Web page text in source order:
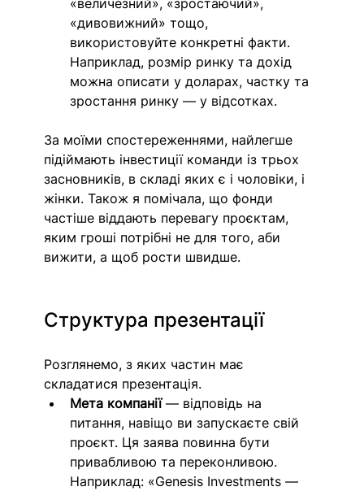
«величезний», «зростаючий»,
«дивовижний» тощо,
використовуйте конкретні факти.
Наприклад, розмір ринку та дохід
можна описати у доларах, частку та
зростання ринку — у відсотках.
За моїми спостереженнями, найлегше
підіймають інвестиції команди із трьох
засновників, в складі яких є і чоловіки, і
жінки. Також я помічала, що фонди
частіше віддають перевагу проєктам,
яким гроші потрібні не для того, аби
вижити, а щоб рости швидше.
Структура презентації
Розглянемо, з яких частин має
складатися презентація.
Мета компанії — відповідь на
питання, навіщо ви запускаєте свій
проєкт. Ця заява повинна бути
привабливою та переконливою.
Наприклад: «Genesis Investments —